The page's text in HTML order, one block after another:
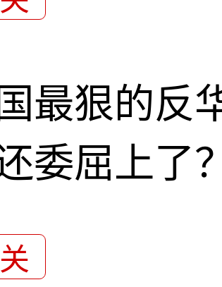
最狠的反
委屈上了？